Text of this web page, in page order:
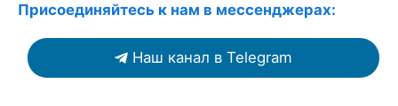
Присоединяйтесь к нам в мессенджерах:
Наш канал в Telegram